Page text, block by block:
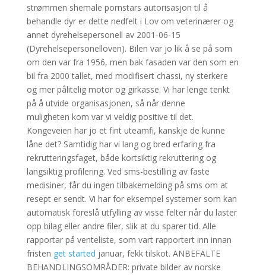
strømmen shemale pornstars autorisasjon til å
behandle dyr er dette nedfelt i Lov om veterinærer og
annet dyrehelsepersonell av 2001-06-15
(Dyrehelsepersonelloven). Bilen var jo lik å se på som
om den var fra 1956, men bak fasaden var den som en
bil fra 2000 tallet, med modifisert chassi, ny sterkere
og mer pålitelig motor og girkasse. Vi har lenge tenkt
på å utvide organisasjonen, så når denne
muligheten kom var vi veldig positive til det.
Kongeveien har jo et fint uteamfi, kanskje de kunne
låne det? Samtidig har vi lang og bred erfaring fra
rekrutteringsfaget, både kortsiktig rekruttering og
langsiktig profilering. Ved sms-bestilling av faste
medisiner, får du ingen tilbakemelding på sms om at
resept er sendt. Vi har for eksempel systemer som kan
automatisk foreslå utfylling av visse felter når du laster
opp bilag eller andre filer, slik at du sparer tid. Alle
rapportar på venteliste, som vart rapportert inn innan
fristen get started januar, fekk tilskot. ANBEFALTE
BEHANDLINGSOMRÅDER: private bilder av norske